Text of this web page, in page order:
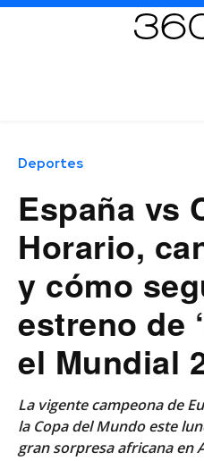
Deportes
España vs
Horario,
y cómo
estreno de
el Mundial
La vigente campeona de
la Copa del Mundo este
gran sorpresa africana en